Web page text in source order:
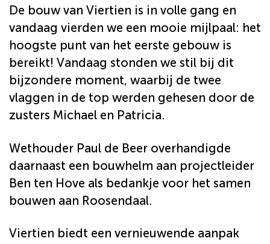
De bouw van Viertien is in volle gang en
vandaag vierden we een mooie mijlpaal: het
hoogste punt van het eerste gebouw is
bereikt! Vandaag stonden we stil bij dit
bijzondere moment, waarbij de twee
vlaggen in de top werden gehesen door de
zusters Michael en Patricia.
Wethouder Paul de Beer overhandigde
daarnaast een bouwhelm aan projectleider
Ben ten Hove als bedankje voor het samen
bouwen aan Roosendaal.
Viertien biedt een vernieuwende aanpak